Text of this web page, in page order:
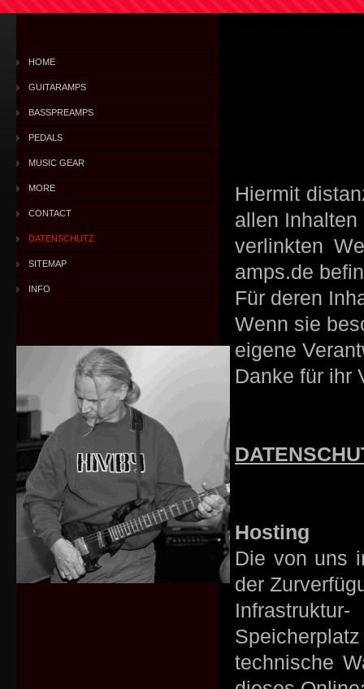
HOME
GUITARAMPS
BASSPREAMPS
PEDALS
MUSIC GEAR
MORE
CONTACT
DATENSCHUTZ
SITEMAP
INFO
Hiermit
allen Inhalten
verlinkten
amps.de
Für deren
Wenn sie
eigene
Danke für ihr
Hosting
Die von uns
der
technische